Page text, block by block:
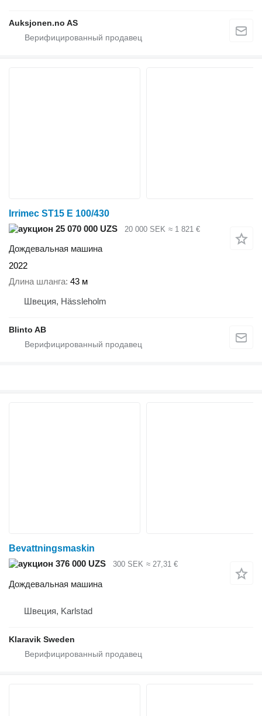
Auksjonen.no AS
Irrimec ST15 E 100/430
25 070 000 UZS
20 000 SEK ≈ 1 821 €
Дождевальная машина
2022
Длина шланга 43 м
Швеция, Hässleholm
Blinto AB
Bevattningsmaskin
376 000 UZS
300 SEK ≈ 27,31 €
Дождевальная машина
Швеция, Karlstad
Klaravik Sweden